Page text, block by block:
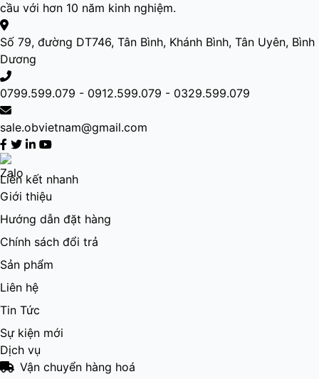
cầu với hơn 10 năm kinh nghiệm.
Số 79, đường DT746, Tân Bình, Khánh Bình, Tân Uyên, Bình
Dương
0799.599.079 - 0912.599.079 - 0329.599.079
sale.obvietnam@gmail.com
Liên kết nhanh
Giới thiệu
Hướng dẫn đặt hàng
Chính sách đổi trả
Sản phẩm
Liên hệ
Tin Tức
Sự kiện mới
Dịch vụ
Vận chuyển hàng hoá